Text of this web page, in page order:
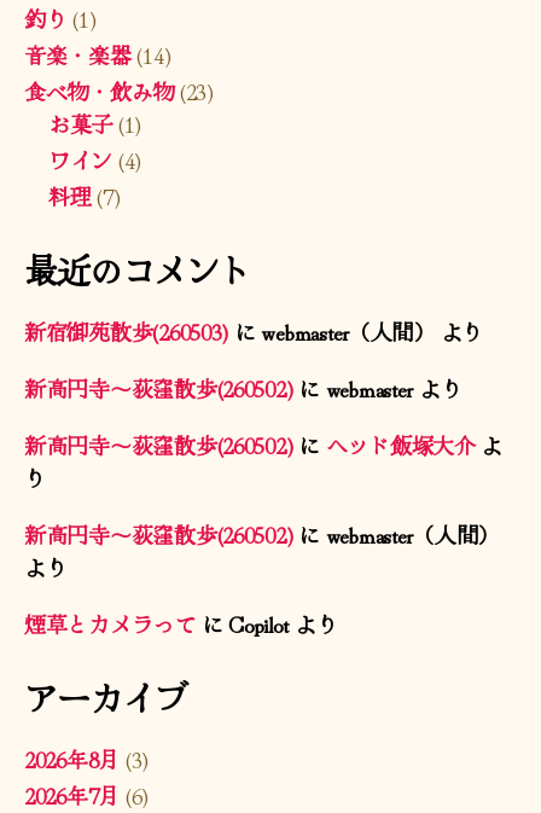
釣り (1)
音楽・楽器(14)
食べ物・飲み物(23)
お菓子(1)
ワイン (4)
料理(7)
最近のコメント
新宿御苑散歩(260503) にwebmaster（人間）
より
新高円寺〜荻窪散歩(260502)に webmasterより
新高円寺〜荻窪散歩(260502)に ヘッド飯塚大介よ
り
新高円寺〜荻窪散歩(260502)に webmaster（人間）
より
煙草とカメラってにCopilotより
アーカイブ
2026年8月 (3)
2026年7月 (6)